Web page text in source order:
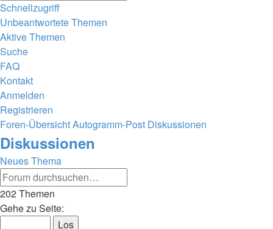
Schnellzugriff
Unbeantwortete Themen
Aktive Themen
Suche
FAQ
Kontakt
Anmelden
Registrieren
Foren-ÜbersichtAutogramm-Post Diskussionen
Suche
Diskussionen
Neues Thema
202 Themen
Seite
Gehe zu Seite: